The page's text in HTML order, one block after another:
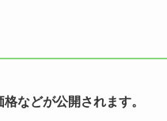
などが公開されます。